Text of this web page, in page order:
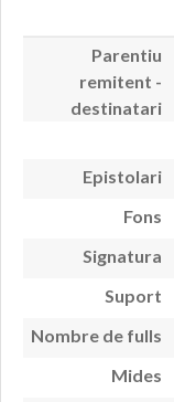
Parentiu
remitent -
destinatari
Epistolari
Fons
Signatura
Suport
Nombre de fulls
Mides